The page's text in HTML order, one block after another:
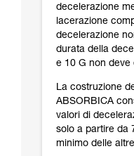
decelerazione
lacerazione
decelerazione
durata della
e 10 G non deve
La costruzione
ABSORBICA
valori di
solo a partire da
minimo delle